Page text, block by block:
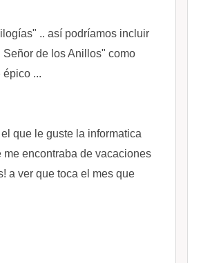
.. así podríamos incluir
de los Anillos" como
...
que le guste la informatica
encontraba de vacaciones
a ver que toca el mes que